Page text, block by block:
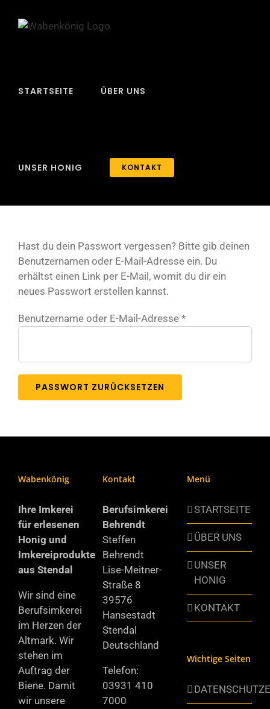
Inhalt
STARTSEITE ÜBER UNS
UNSER HONIG KONTAKT
Hast du dein Passwort vergessen? Bitte gib deinen
Benutzernamen oder E-Mail-Adresse ein. Du
erhältst einen Link per E-Mail, womit du dir ein
neues Passwort erstellen kannst.
Benutzername oder E-Mail-Adresse *Erforderlich
PASSWORT ZURÜCKSETZEN
Wabenkönig
Ihre Imkerei
für erlesenen
Honig und
Imkereiprodukte
aus Stendal
Wir sind eine
Berufsimkerei
im Herzen der
Altmark. Wir
stehen im
Auftrag der
Biene. Damit
wir unsere
Kontakt
Berufsimkerei
Behrendt
Steffen
Behrendt
Lise-Meitner-
Straße 8
39576
Hansestadt
Stendal
Deutschland
Telefon:
03931 410
7000
Menü
STARTSEITE
ÜBER UNS
UNSER
HONIG
KONTAKT
Wichtige Seiten